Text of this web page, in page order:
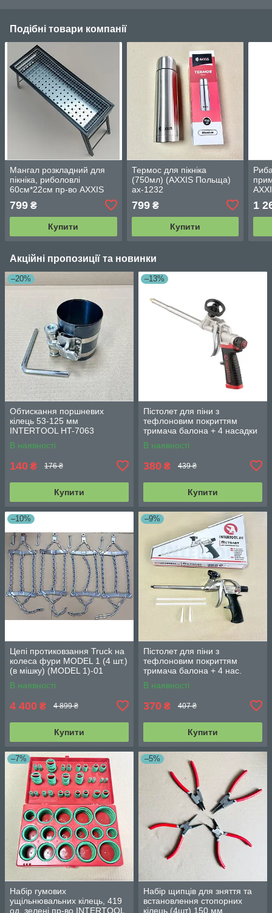
Подібні товари компанії
Мангал розкладний для
пікніка, риболовлі
60см*22см пр-во AXXIS
799 ₴
Купити
Термос для пікніка
(750мл) (AXXIS Польща)
ax-1232
799₴
Купити
1
Акційні пропозиції та новинки
–20%
Обтискання поршневих
кілець 53-125 мм
INTERTOOL HT-7063
В наявності
140 ₴ 176 ₴
Купити
–13%
Пістолет для піни з
тефлоновим покриттям
тримача балона + 4 насадки
професійний INTERTOOL PT-
0609
В наявності
380 ₴ 439 ₴
Купити
–10%
Цепі протиковзання Truck на
колеса фури MODEL 1 (4 шт.)
(в мішку) (MODEL 1)-01
В наявності
4 400 ₴ 4 899 ₴
Купити
–9%
Пістолет для піни з
тефлоновим покриттям
тримача балона + 4 нас.
INTERTOOL PT-0604
В наявності
370 ₴ 407 ₴
Купити
–7%
Набір гумових
ущільнювальних кілець, 419
од, зелені пр-во INTERTOOL
–5%
Набір щипців для зняття та
встановлення стопорних
кілець (4шт) 150 мм